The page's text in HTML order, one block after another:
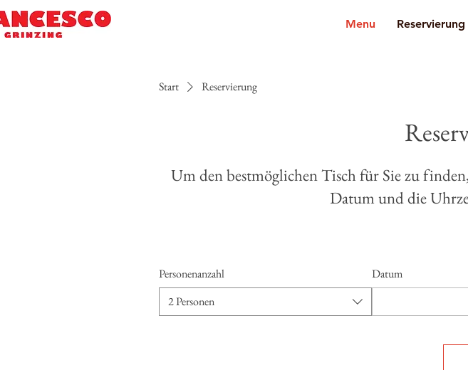
Menu Reservierung
Start Reservierung
Um den bestmöglichen Tisch für Sie zu
Datum und die
Personenanzahl
2 Personen
Datum